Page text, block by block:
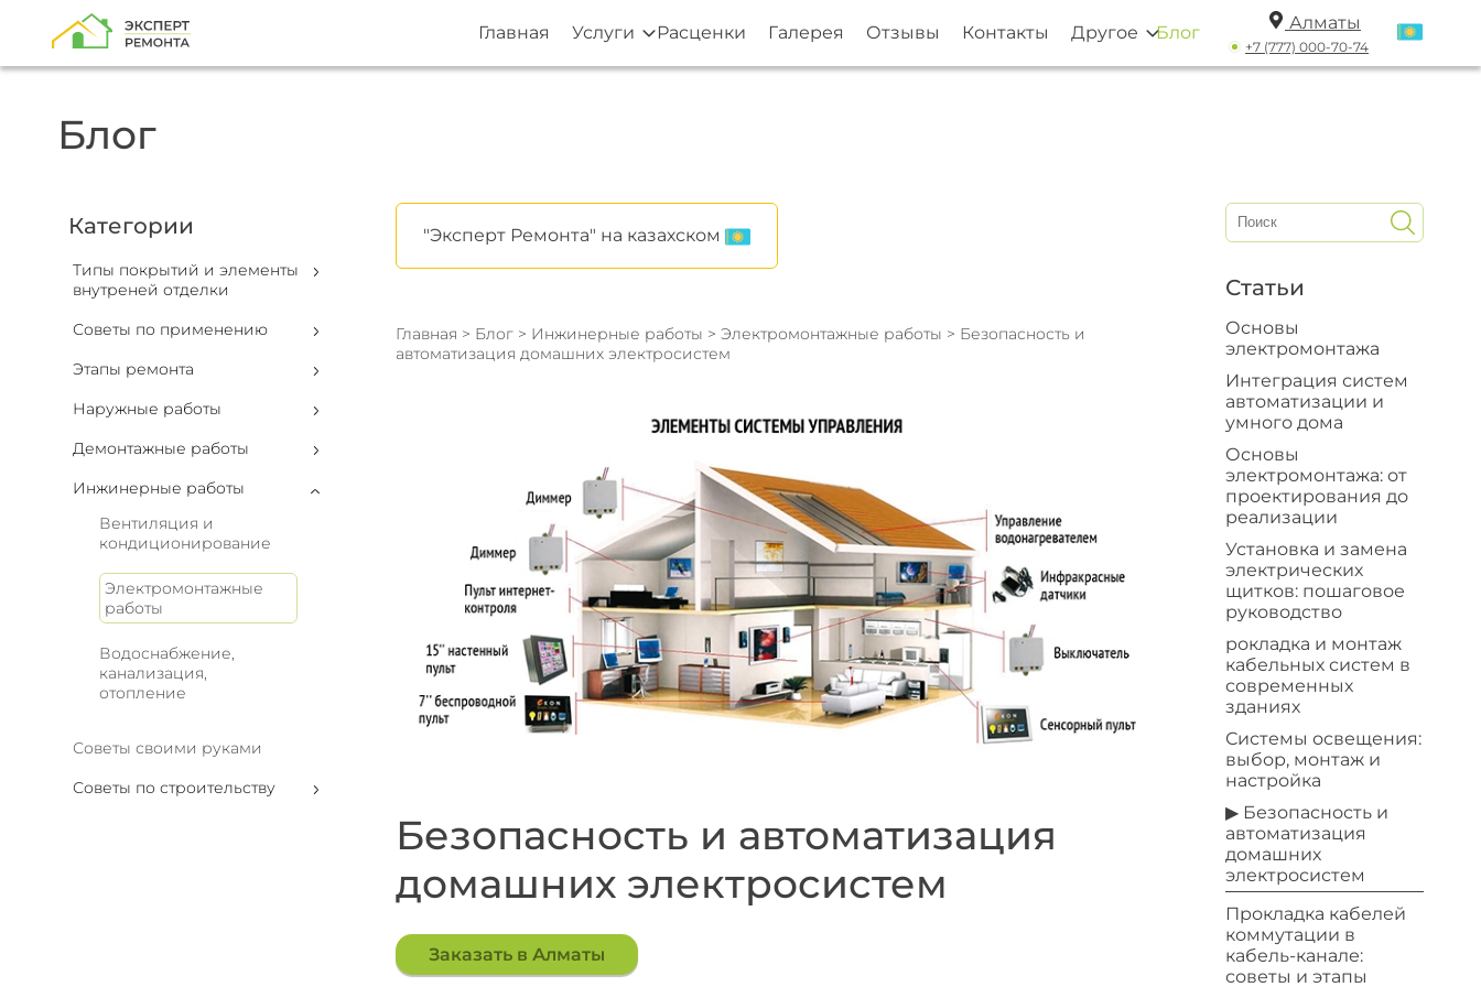
Главная Услуги Расценки Галерея Отзывы Контакты Другое Блог Алматы
+7 (777) 000-70-74
Блог
Категории
Типы покрытий и элементы
внутреней отделки
Советы по применению
Этапы ремонта
Наружные работы
Демонтажные работы
Инжинерные работы
Вентиляция и
кондиционирование
Электромонтажные
работы
Водоснабжение,
канализация,
отопление
Советы своими руками
Советы по строительству
"Эксперт Ремонта" на казахском
Главная > Блог> Инжинерные работы > Электромонтажные работы > Безопасность и
автоматизация домашних электросистем
Безопасность и автоматизация
домашних электросистем
Заказать в Алматы
Статьи
Основы
электромонтажа
Интеграция систем
автоматизации и
умного дома
Основы
электромонтажа: от
проектирования до
реализации
Установка и замена
электрических
щитков: пошаговое
руководство
рокладка и монтаж
кабельных систем в
современных
зданиях
Системы освещения:
выбор, монтаж и
настройка
▶ Безопасность и
автоматизация
домашних
электросистем
Прокладка кабелей
коммутации в
кабель-канале:
советы и этапы